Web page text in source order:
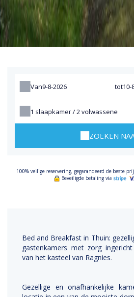
Van tot
1 slaapkamer /2volwassene
ZOEKEN
100% veilige reservering, gegarandeerd de beste
Beveiligde betaling via
Bed and Breakfast in Thuin:
gastenkamers met zorg
van het kasteel van Ragnies.
Gezellige en onafhankelijke